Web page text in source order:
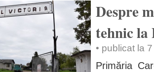
Despre
tehnic
• publicat la
Primăria